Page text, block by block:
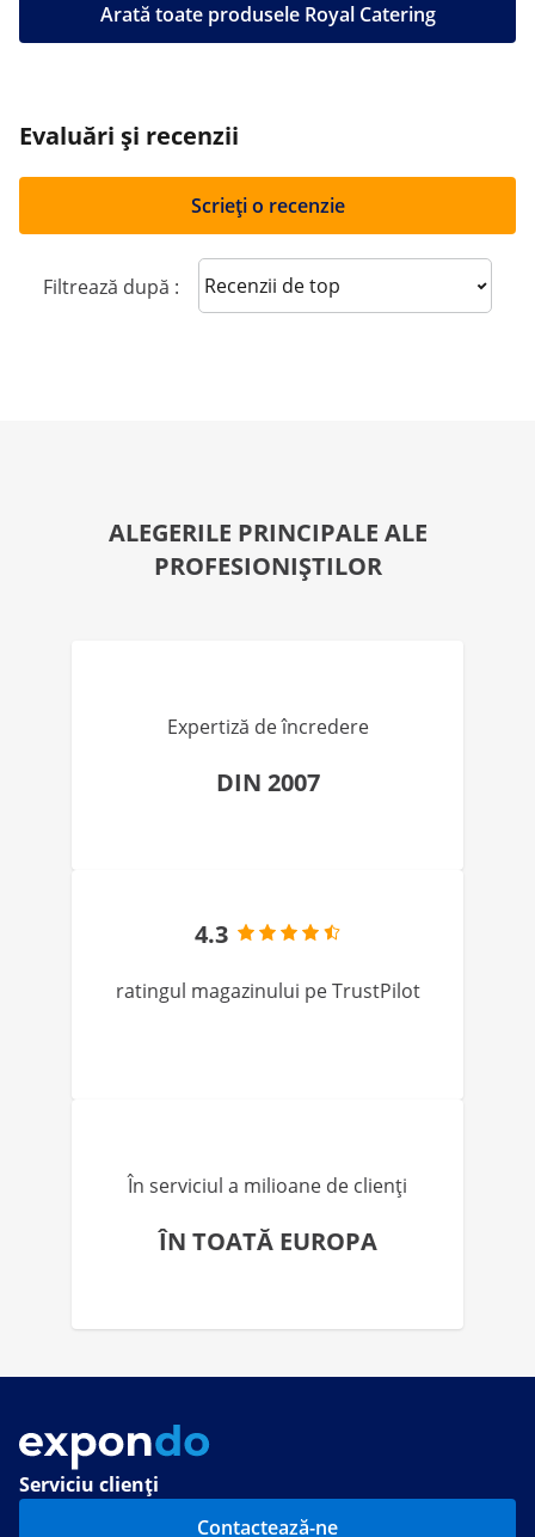
Arată toate produsele Royal Catering
Evaluări și recenzii
Scrieți o recenzie
Filtrează după : Sort reviews
ALEGERILE PRINCIPALE ALE
PROFESIONIȘTILOR
Expertiză de încredere
DIN 2007
4.3
ratingul magazinului pe TrustPilot
În serviciul a milioane de clienți
ÎN TOATĂ EUROPA
Serviciu clienți
Contactează-ne